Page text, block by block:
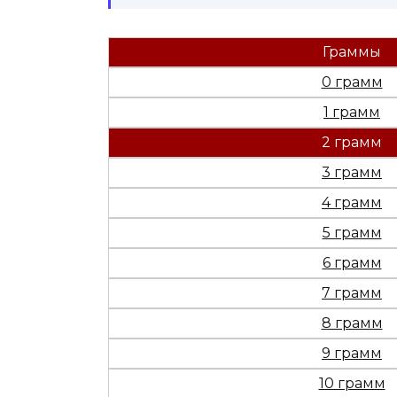
Граммы
0 грамм
1 грамм
2 грамм
3 грамм
4 грамм
5 грамм
6 грамм
7 грамм
8 грамм
9 грамм
10 грамм